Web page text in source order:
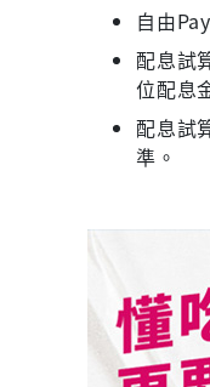
自由
配息試
位配息
配息試
準。